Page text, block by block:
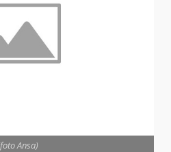
Ansa)